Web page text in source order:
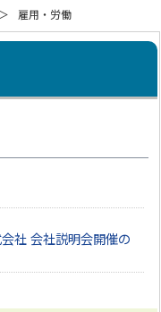
雇用・労働
社 会社説明会開催の